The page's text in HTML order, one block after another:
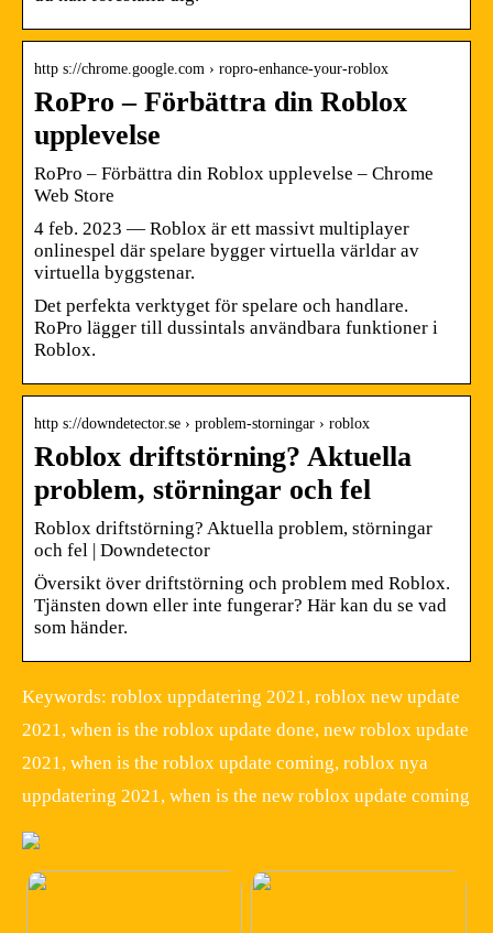
http s://chrome.google.com › ropro-enhance-your-roblox
RoPro – Förbättra din Roblox
upplevelse
RoPro – Förbättra din Roblox upplevelse – Chrome
Web Store
4 feb. 2023 — Roblox är ett massivt multiplayer
onlinespel där spelare bygger virtuella världar av
virtuella byggstenar.
Det perfekta verktyget för spelare och handlare.
RoPro lägger till dussintals användbara funktioner i
Roblox.
http s://downdetector.se › problem-storningar › roblox
Roblox driftstörning? Aktuella
problem, störningar och fel
Roblox driftstörning? Aktuella problem, störningar
och fel | Downdetector
Översikt över driftstörning och problem med Roblox.
Tjänsten down eller inte fungerar? Här kan du se vad
som händer.
Keywords: roblox uppdatering 2021, roblox new update
2021, when is the roblox update done, new roblox update
2021, when is the roblox update coming, roblox nya
uppdatering 2021, when is the new roblox update coming